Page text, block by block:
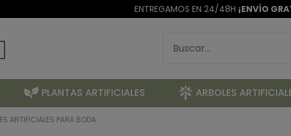
ENTREGAMOS EN 24/48H ¡ENVÍO
PLANTAS ARTIFICIALES ARBOLES
ARTIFICIALES PARA BODA